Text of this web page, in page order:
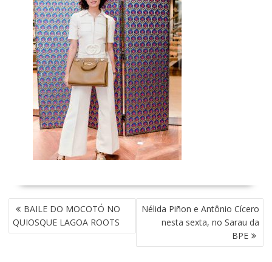
N
A
V
BAILE DO MOCOTÓ NO
QUIOSQUE LAGOA ROOTS
Nélida Piñon e Antônio Cícero
nesta sexta, no Sarau da
BPE